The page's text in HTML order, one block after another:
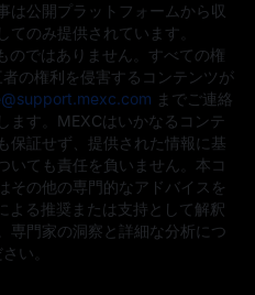
は公開プラットフォームから収
のみ提供されています。
のではありません。すべての権
の権利を侵害するコンテンツが
までご連絡
ます。MEXCはいかなるコンテ
保証せず、提供された情報に基
いても責任を負いません。本コ
その他の専門的なアドバイスを
よる推奨または支持として解釈
専門家の洞察と詳細な分析につ
い。